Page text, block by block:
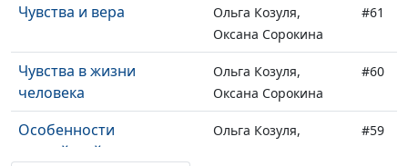
Чувства и вера
Ольга Козуля,
Оксана Сорокина
#61
Чувства в жизни
человека
Ольга Козуля,
Оксана Сорокина
#60
Особенности
российской семьи
Ольга Козуля,
#59